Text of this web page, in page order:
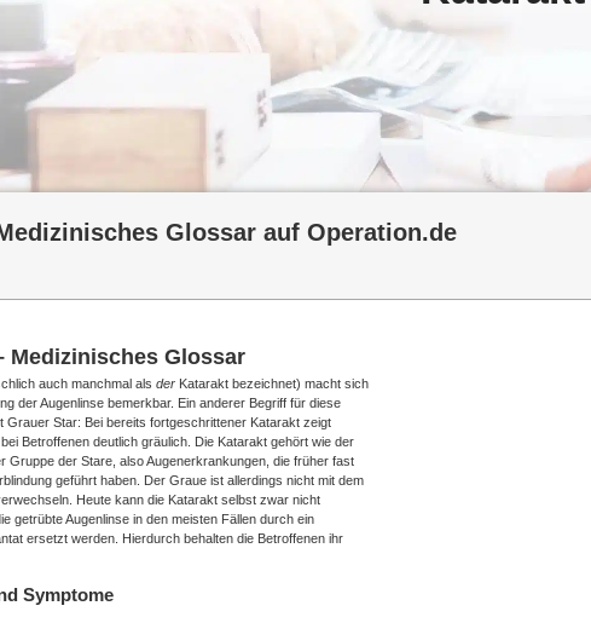
Glossar auf Operation.de
Medizinisches Glossar
auch manchmal als der Katarakt bezeichnet) macht sich
der Augenlinse bemerkbar. Ein anderer Begriff für diese
Grauer Star: Bei bereits fortgeschrittener Katarakt zeigt
Betroffenen deutlich gräulich. Die Katarakt gehört wie der
Gruppe der Stare, also Augenerkrankungen, die früher fast
geführt haben. Der Graue ist allerdings nicht mit dem
Heute kann die Katarakt selbst zwar nicht
getrübte Augenlinse in den meisten Fällen durch ein
ersetzt werden. Hierdurch behalten die Betroffenen ihr
Symptome